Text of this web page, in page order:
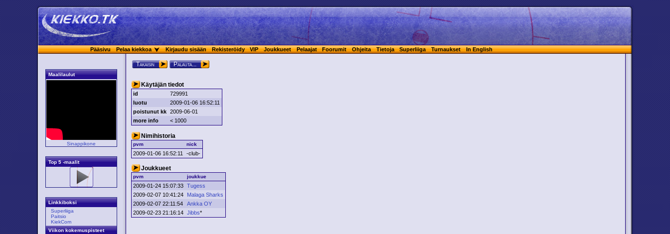
Pääsivu Pelaa kiekkoa Kirjaudu sisään Rekisteröidy VIP Joukkueet Pelaajat Foorumit Ohjeita Tietoja Superliiga Turnaukset In English
Maalilaulut
Sinappikone
Top 5 -maalit
Linkkiboksi
Superliiga
Paitsio
KiekCom
Viikon kokemuspisteet
Takaisin Palauta...
Käytäjän tiedot
id
729991
luotu
2009-01-06 16:52:11
poistunut kk 2009-06-01
more info
< 1000
Nimihistoria
pvm nick
2009-01-06 16:52:11 -club-
Joukkueet
pvm joukkue
2009-01-24 15:07:33 Tugess
2009-02-07 10:41:24
Malaga Sharks
2009-02-07 22:11:54
Ankka OY
2009-02-23 21:16:14 Jibbs*